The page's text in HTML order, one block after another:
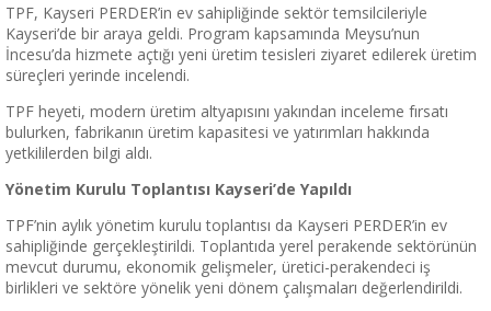
TPF, Kayseri PERDER’in ev sahipliğinde sektör temsilcileriyle
Kayseri’de bir araya geldi. Program kapsamında Meysu’nun
İncesu’da hizmete açtığı yeni üretim tesisleri ziyaret edilerek üretim
süreçleri yerinde incelendi.
TPF heyeti, modern üretim altyapısını yakından inceleme fırsatı
bulurken, fabrikanın üretim kapasitesi ve yatırımları hakkında
yetkililerden bilgi aldı.
Yönetim Kurulu Toplantısı Kayseri’de Yapıldı
TPF’nin aylık yönetim kurulu toplantısı da Kayseri PERDER’in ev
sahipliğinde gerçekleştirildi. Toplantıda yerel perakende sektörünün
mevcut durumu, ekonomik gelişmeler, üretici-perakendeci iş
birlikleri ve sektöre yönelik yeni dönem çalışmaları değerlendirildi.